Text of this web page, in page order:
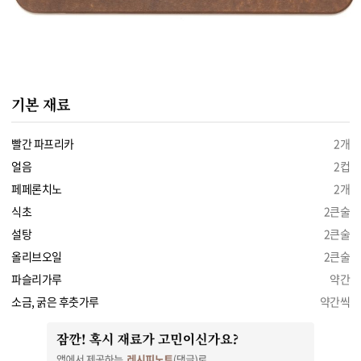
기본 재료
빨간 파프리카
2개
얼음
2컵
페페론치노
2개
식초
2큰술
설탕
2큰술
올리브오일
2큰술
파슬리가루
약간
소금, 굵은 후춧가루
약간씩